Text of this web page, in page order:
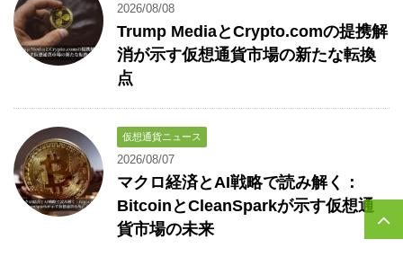
2026/08/08
Trump MediaとCrypto.comの提携解
消が示す仮想通貨市場の新たな転換
点
仮想通貨ニュース
2026/08/07
マクロ経済とAI戦略で読み解く：
BitcoinとCleanSparkが示す仮想通
貨市場の未来